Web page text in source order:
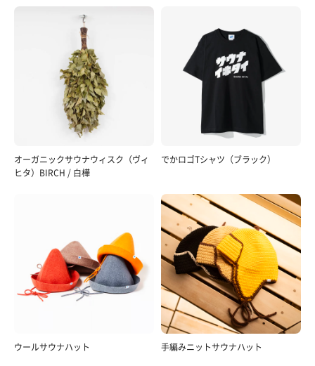
オーガニックサウナウィスク（ヴィ
ヒタ）BIRCH / 白樺
でかロゴTシャツ（ブラック）
ウールサウナハット 手編みニットサウナハット